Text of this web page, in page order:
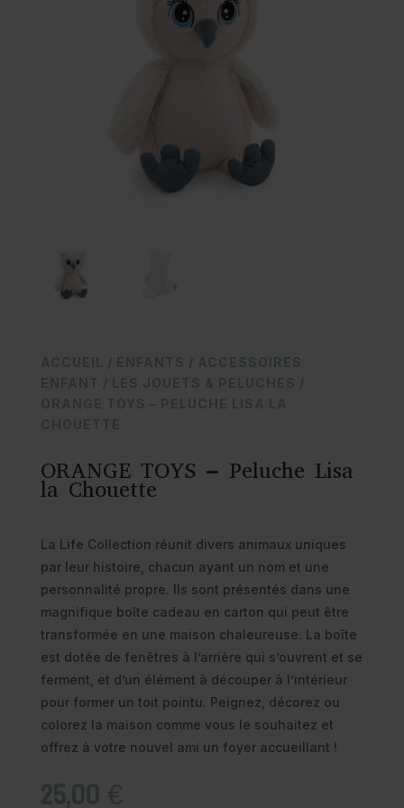
ACCUEIL / ENFANTS / ACCESSOIRES
ENFANT / LES JOUETS & PELUCHES /
ORANGE TOYS – PELUCHE LISA LA
CHOUETTE
ORANGE TOYS – Peluche Lisa
la Chouette
La Life Collection réunit divers animaux uniques
par leur histoire, chacun ayant un nom et une
personnalité propre. Ils sont présentés dans une
magnifique boîte cadeau en carton qui peut être
transformée en une maison chaleureuse. La boîte
est dotée de fenêtres à l’arrière qui s’ouvrent et se
ferment, et d’un élément à découper à l’intérieur
pour former un toit pointu. Peignez, décorez ou
colorez la maison comme vous le souhaitez et
offrez à votre nouvel ami un foyer accueillant !
25,00€